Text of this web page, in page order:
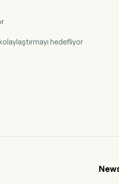
hedefliyor